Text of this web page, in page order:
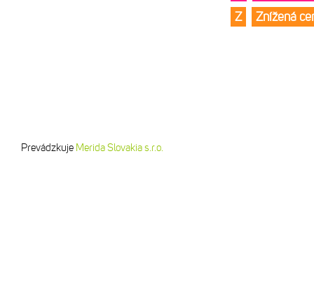
Z
Znížená
Prevádzkuje Merida Slovakia s.r.o.